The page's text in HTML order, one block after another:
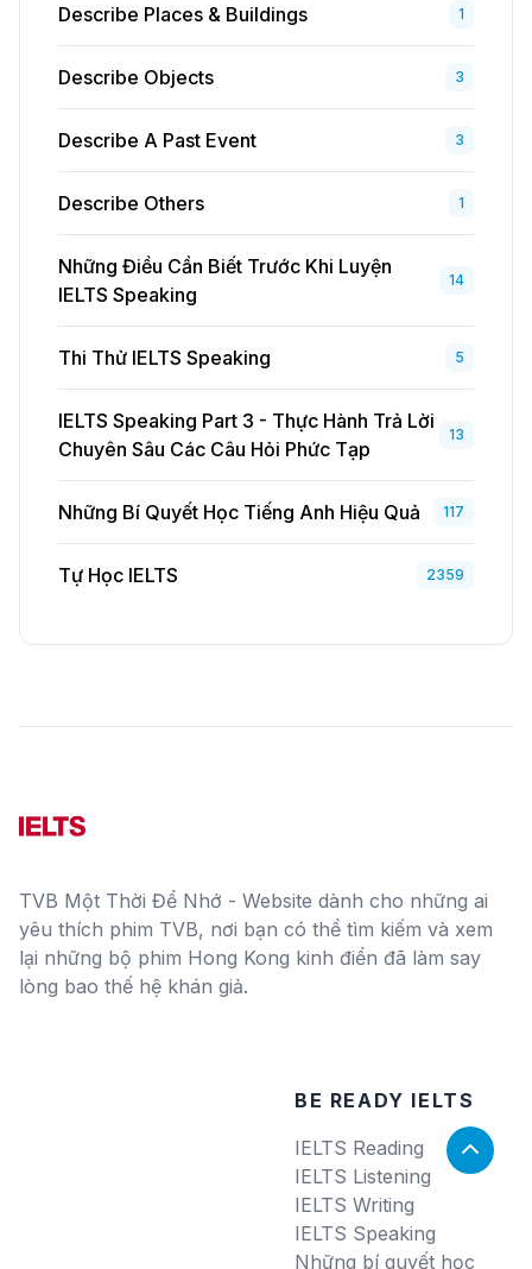
Describe Places & Buildings 1
Describe Objects 3
Describe A Past Event 3
Describe Others 1
Những Điều Cần Biết Trước Khi Luyện
IELTS Speaking
14
Thi Thử IELTS Speaking 5
IELTS Speaking Part 3 - Thực Hành Trả Lời
Chuyên Sâu Các Câu Hỏi Phức Tạp
13
Những Bí Quyết Học Tiếng Anh Hiệu Quả 117
Tự Học IELTS 2359
TVB Một Thời Để Nhớ - Website dành cho những ai
yêu thích phim TVB, nơi bạn có thể tìm kiếm và xem
lại những bộ phim Hong Kong kinh điển đã làm say
lòng bao thế hệ khán giả.
BE READY IELTS
IELTS Reading
IELTS Listening
IELTS Writing
IELTS Speaking
Những bí quyết học